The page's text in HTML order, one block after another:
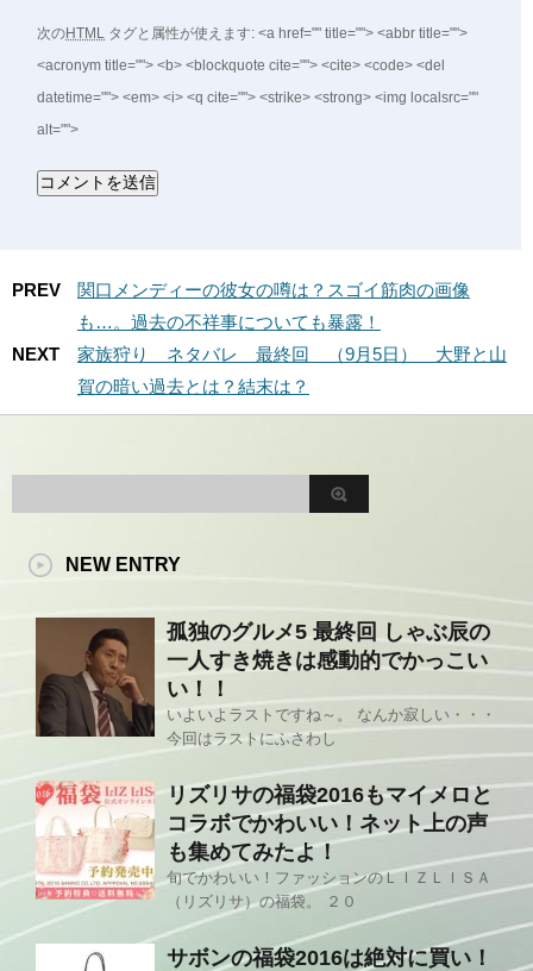
次のHTML タグと属性が使えます: <a href="" title=""> <abbr title="">
<acronym title=""> <b> <blockquote cite=""> <cite> <code> <del
datetime=""> <em> <i> <q cite=""> <strike> <strong> <img localsrc=""
alt="">
PREV
関口メンディーの彼女の噂は？スゴイ筋肉の画像
も…。過去の不祥事についても暴露！
NEXT
家族狩り ネタバレ 最終回 （9月5日） 大野と山
賀の暗い過去とは？結末は？
NEW ENTRY
孤独のグルメ5 最終回 しゃぶ辰の
一人すき焼きは感動的でかっこい
い！！
いよいよラストですね～。 なんか寂しい・・・
今回はラストにふさわし
リズリサの福袋2016もマイメロと
コラボでかわいい！ネット上の声
も集めてみたよ！
旬でかわいい！ファッションのＬＩＺＬＩＳＡ
（リズリサ）の福袋。 ２０
サボンの福袋2016は絶対に買い！